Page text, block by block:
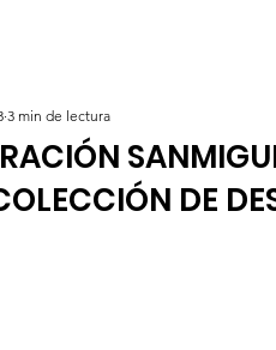
DE
3 min de lectura